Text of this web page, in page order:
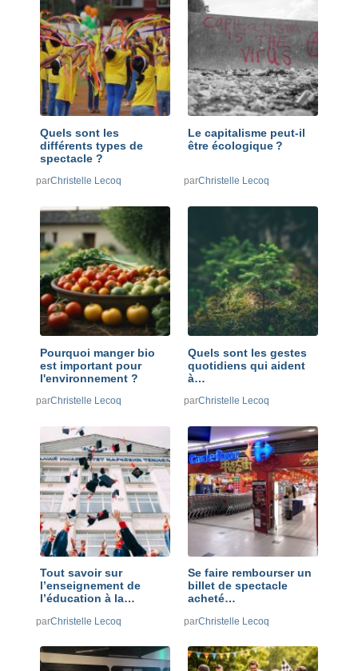
Quels sont les
différents types de
spectacle ?
parChristelle Lecoq
Le capitalisme peut-il
être écologique ?
parChristelle Lecoq
Pourquoi manger bio
est important pour
l'environnement ?
parChristelle Lecoq
Quels sont les gestes
quotidiens qui aident
à…
parChristelle Lecoq
Tout savoir sur
l’enseignement de
l’éducation à la…
parChristelle Lecoq
Se faire rembourser un
billet de spectacle
acheté…
parChristelle Lecoq